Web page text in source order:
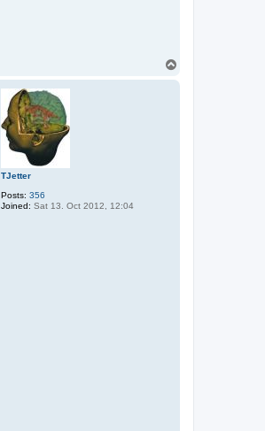
TJetter
Posts: 356
Joined: Sat 13. Oct 2012, 12:04